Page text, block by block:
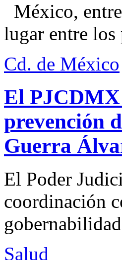
México,
lugar entre los
Cd. de México
El PJCDMX
prevención
Guerra
El Poder
coordinación
Salud